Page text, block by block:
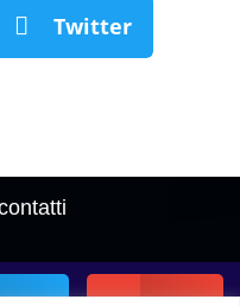
Twitter